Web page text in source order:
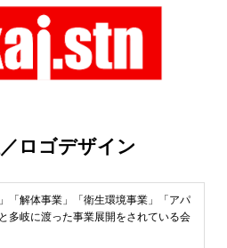
ロゴデザイン
」「解体事業」「衛生環境事業」「アパ
多岐に渡った事業展開をされている会